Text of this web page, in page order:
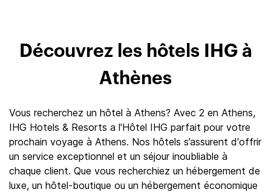
Découvrez les hôtels IHG à
Athènes
Vous recherchez un hôtel à Athens? Avec 2 en Athens,
IHG Hotels & Resorts a l'Hôtel IHG parfait pour votre
prochain voyage à Athens. Nos hôtels s’assurent d'offrir
un service exceptionnel et un séjour inoubliable à
chaque client. Que vous recherchiez un hébergement de
luxe, un hôtel-boutique ou un hébergement économique